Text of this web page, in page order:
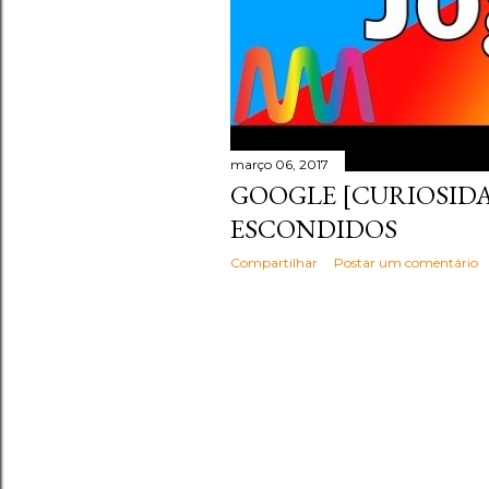
março 06, 2017
GOOGLE
ESCONDIDOS
Compartilhar Postar um comentário